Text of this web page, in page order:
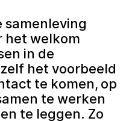
samenleving
het welkom
in de
het voorbeeld
te komen, op
te werken
te leggen. Zo